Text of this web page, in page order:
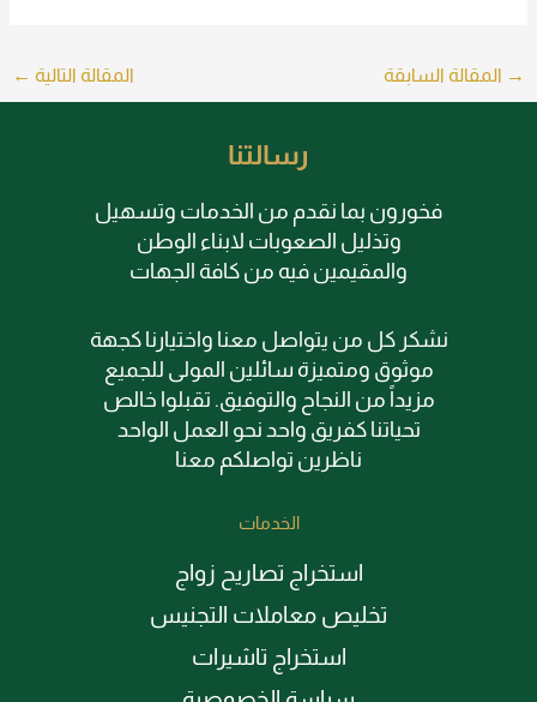
→ المقالة السابقة المقالة التالية ←
رسالتنا
فخورون بما نقدم من الخدمات وتسهيل
وتذليل الصعوبات لابناء الوطن
والمقيمين فيه من كافة الجهات
نشكر كل من يتواصل معنا واختيارنا كجهة
موثوق ومتميزة سائلين المولى للجميع
مزيداً من النجاح والتوفيق. تقبلوا خالص
تحياتنا كفريق واحد نحو العمل الواحد
ناظرين تواصلكم معنا
الخدمات
استخراج تصاريح زواج
تخليص معاملات التجنيس
استخراج تاشيرات